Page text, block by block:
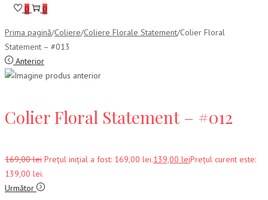
0 0
Prima pagină/Coliere/Coliere Florale Statement/Colier Floral
Statement – #013
Anterior
Colier Floral Statement – #012
169,00lei Prețul inițial a fost: 169,00 lei.139,00 leiPrețul curent este:
139,00 lei.
Următor